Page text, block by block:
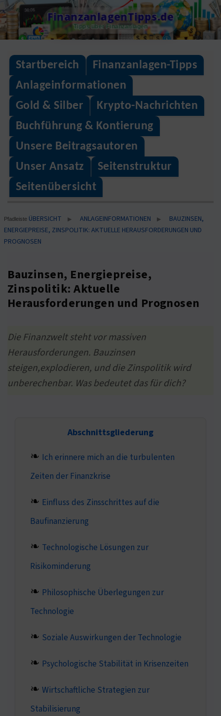
Skip
to
content
FinanzanlagenTipps.de
Tipps über Finanzanlagen
Startbereich
Finanzanlagen-Tipps
Anlageinformationen
Gold & Silber
Krypto-Nachrichten
Buchführung & Kontierung
Unsere Beitragsautoren
Unser Ansatz
Seitenstruktur
Seitenübersicht
Pfadleiste ÜBERSICHT ▶ ANLAGEINFORMATIONEN ▶
BAUZINSEN,
ENERGIEPREISE, ZINSPOLITIK: AKTUELLE HERAUSFORDERUNGEN UND
PROGNOSEN
Bauzinsen, Energiepreise,
Zinspolitik: Aktuelle
Herausforderungen und Prognosen
Die Finanzwelt steht vor massiven
Herausforderungen. Bauzinsen
steigen,explodieren, und die Zinspolitik wird
unberechenbar. Was bedeutet das für dich?
Abschnittsgliederung
Ich erinnere mich an die turbulenten
Zeiten der Finanzkrise
Einfluss des Zinsschrittes auf die
Baufinanzierung
Technologische Lösungen zur
Risikominderung
Philosophische Überlegungen zur
Technologie
Soziale Auswirkungen der Technologie
Psychologische Stabilität in Krisenzeiten
Wirtschaftliche Strategien zur
Stabilisierung